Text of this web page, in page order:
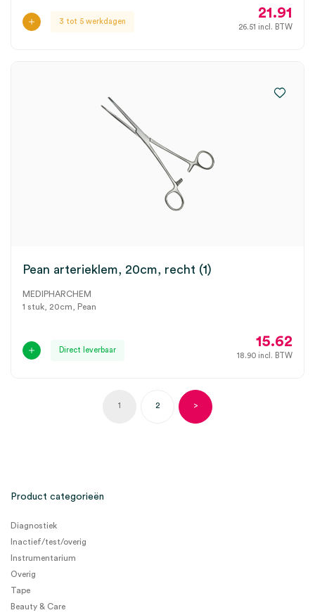
3 tot 5 werkdagen
21.91
26.51 incl. BTW
Pean arterieklem, 20cm, recht (1)
MEDIPHARCHEM
1 stuk, 20cm, Pean
Direct leverbaar
15.62
18.90 incl. BTW
1 2 >
Product categorieën
Diagnostiek
Inactief/test/overig
Instrumentarium
Overig
Tape
Beauty & Care